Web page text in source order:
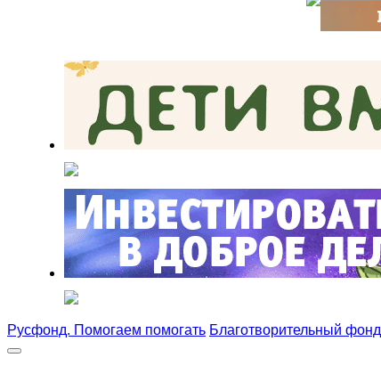
Русфонд. Помогаем помогать Благотворительный фонд